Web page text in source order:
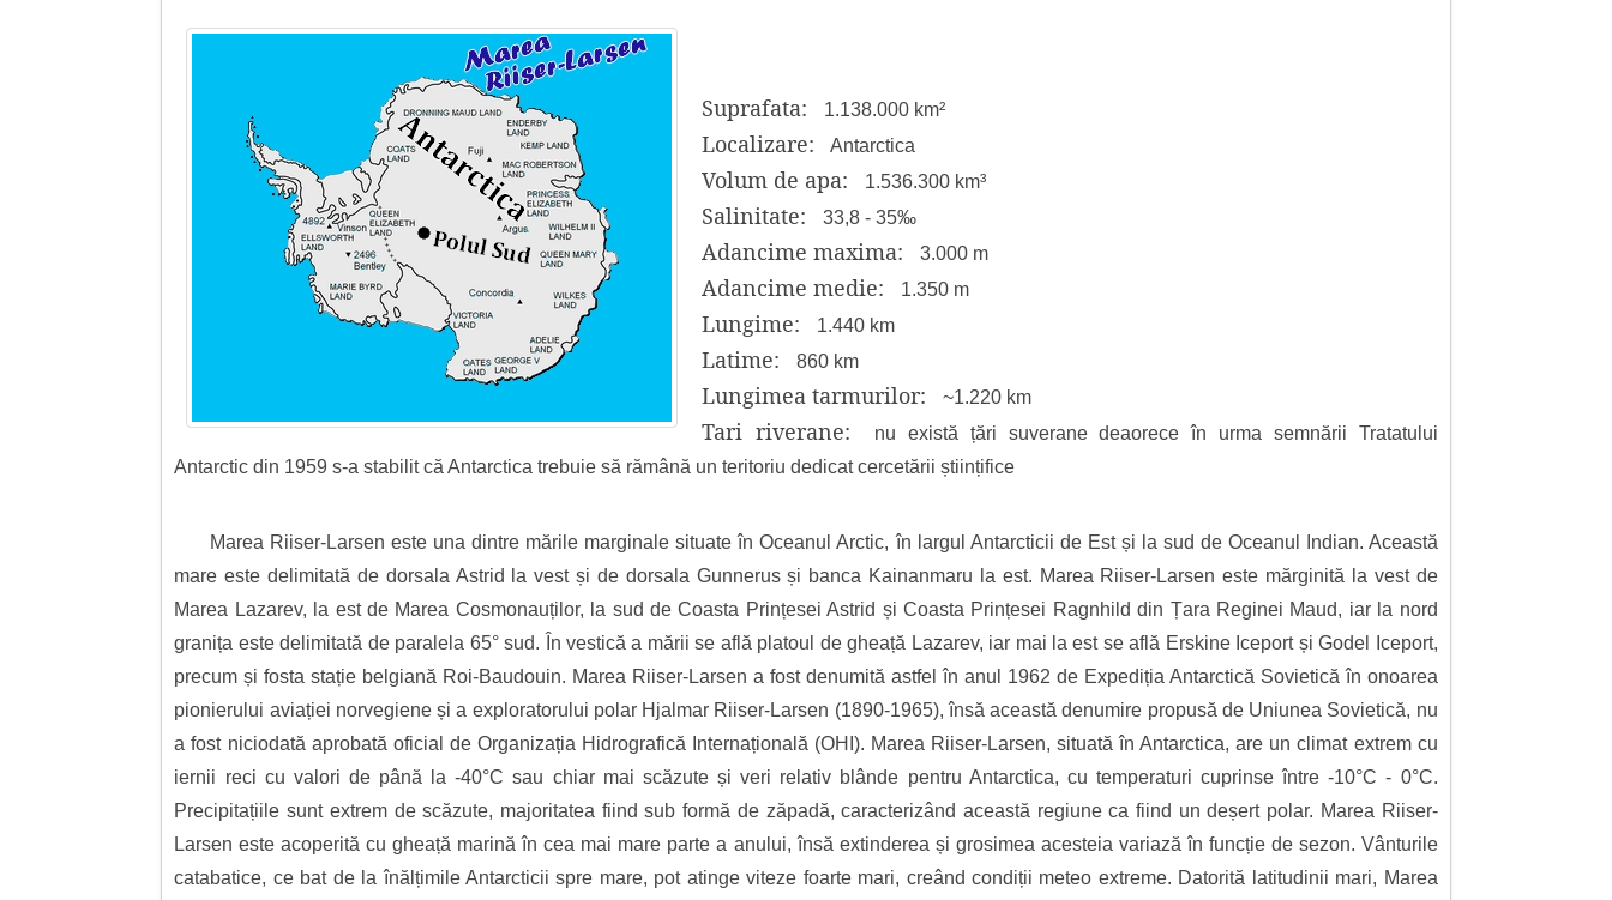
Suprafata: 1.138.000 km²
Localizare: Antarctica
Volum de apa: 1.536.300 km³
Salinitate: 33,8 - 35‰
Adancime maxima: 3.000 m
Adancime medie: 1.350 m
Lungime: 1.440 km
Latime: 860 km
Lungimea tarmurilor: ~1.220 km
Tari riverane:
nu există țări suverane deaorece în urma semnării Tratatului
Antarctic din 1959 s-a stabilit că Antarctica trebuie să rămână un teritoriu dedicat cercetării științifice
Marea Riiser-Larsen este una dintre mările marginale situate în Oceanul Arctic, în largul Antarcticii de Est și la sud de Oceanul Indian. Această
mare este delimitată de dorsala Astrid la vest și de dorsala Gunnerus și banca Kainanmaru la est. Marea Riiser-Larsen este mărginită la vest de
Marea Lazarev, la est de Marea Cosmonauților, la sud de Coasta Prințesei Astrid și Coasta Prințesei Ragnhild din Țara Reginei Maud, iar la nord
granița este delimitată de paralela 65° sud. În vestică a mării se află platoul de gheață Lazarev, iar mai la est se află Erskine Iceport și Godel Iceport,
precum și fosta stație belgiană Roi-Baudouin. Marea Riiser-Larsen a fost denumită astfel în anul 1962 de Expediția Antarctică Sovietică în onoarea
pionierului aviației norvegiene și a exploratorului polar Hjalmar Riiser-Larsen (1890-1965), însă această denumire propusă de Uniunea Sovietică, nu
a fost niciodată aprobată oficial de Organizația Hidrografică Internațională (OHI). Marea Riiser-Larsen, situată în Antarctica, are un climat extrem cu
iernii reci cu valori de până la -40°C sau chiar mai scăzute și veri relativ blânde pentru Antarctica, cu temperaturi cuprinse între -10°C - 0°C.
Precipitațiile sunt extrem de scăzute, majoritatea fiind sub formă de zăpadă, caracterizând această regiune ca fiind un deșert polar. Marea Riiser-
Larsen este acoperită cu gheață marină în cea mai mare parte a anului, însă extinderea și grosimea acesteia variază în funcție de sezon. Vânturile
catabatice, ce bat de la înălțimile Antarcticii spre mare, pot atinge viteze foarte mari, creând condiții meteo extreme. Datorită latitudinii mari, Marea